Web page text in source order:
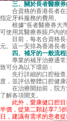
三、關於長者醫療券
合資格的香港長者在
指定牙科服務的費用。
根據“長者醫療券大灣
可使用其醫療券賬戶內
目前，每名合資格長
元。這一安排為香港長
四、補牙的一般流程
專業的補牙治療通常
致可分為以下環節：
先行詳細的口腔檢查
度，並評估整體口腔健
在治療開始前，院方
了解各項開支。
此外，愛康健口腔目
半價，從第二顆起享7.5
日，建議有需求的患者提